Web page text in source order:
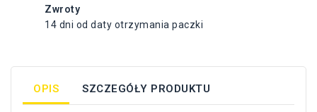
Zwroty
14 dni od daty otrzymania paczki
OPIS SZCZEGÓŁY PRODUKTU